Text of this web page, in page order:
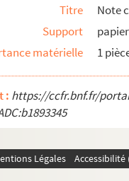
Titre
Note
Support
papier
matérielle
1
: https://ccfr.bnf.fr/
Légales